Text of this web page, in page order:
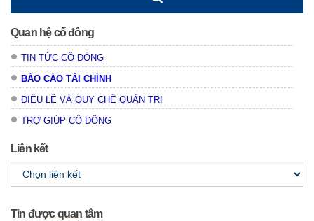
Quan hệ cổ đông
TIN TỨC CỔ ĐÔNG
BÁO CÁO TÀI CHÍNH
ĐIỀU LỆ VÀ QUY CHẾ QUẢN TRỊ
TRỢ GIÚP CỔ ĐÔNG
Liên kết
Tin được quan tâm